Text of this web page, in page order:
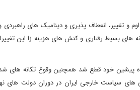
انعطاف پذیری و دینامیک های راهبردی و
های بسیط رفتاری و کنش های هزینه زا این
پیشین خود قطع شد همچنین وقوع تکانه های
سیاست خارجی ایران در دوران دولت های